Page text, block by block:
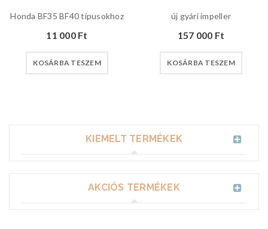
Honda BF35 BF40 típusokhoz
11 000 Ft
KOSÁRBA TESZEM
új gyári impeller
157 000 Ft
KOSÁRBA TESZEM
KIEMELT TERMÉKEK
AKCIÓS TERMÉKEK